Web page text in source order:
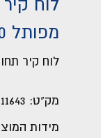
מפותל 100*30
לוח קיר
מק"ט:
מידות